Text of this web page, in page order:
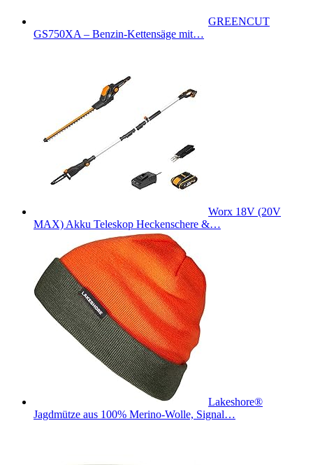
GREENCUT
GS750XA – Benzin-Kettensäge mit…
Worx 18V (20V
MAX) Akku Teleskop Heckenschere &…
Lakeshore®
Jagdmütze aus 100% Merino-Wolle, Signal…